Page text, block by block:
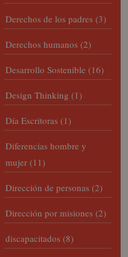
Derechos de los padres (3)
Derechos humanos (2)
Desarrollo Sostenible (16)
Design Thinking (1)
Día Escritoras (1)
Diferencias hombre y
mujer (11)
Dirección de personas (2)
Dirección por misiones (2)
discapacitados (8)